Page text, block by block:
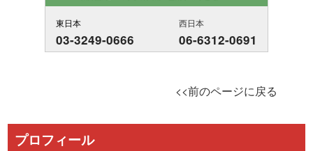
東日本
03-3249-0666
西日本
06-6312-0691
<<前のページに戻る
プロフィール